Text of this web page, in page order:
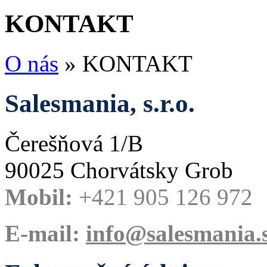
KONTAKT
O nás » KONTAKT
Salesmania, s.r.o.
Čerešňová 1/B
90025 Chorvátsky Grob
Mobil: +421 905 126 972
E-mail: